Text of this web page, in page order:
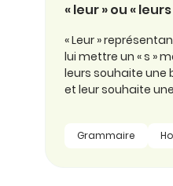
« leur » ou « leurs
« Leur »
lui mettre un « s »
leurs souhaite une
et leur souhaite
Grammaire